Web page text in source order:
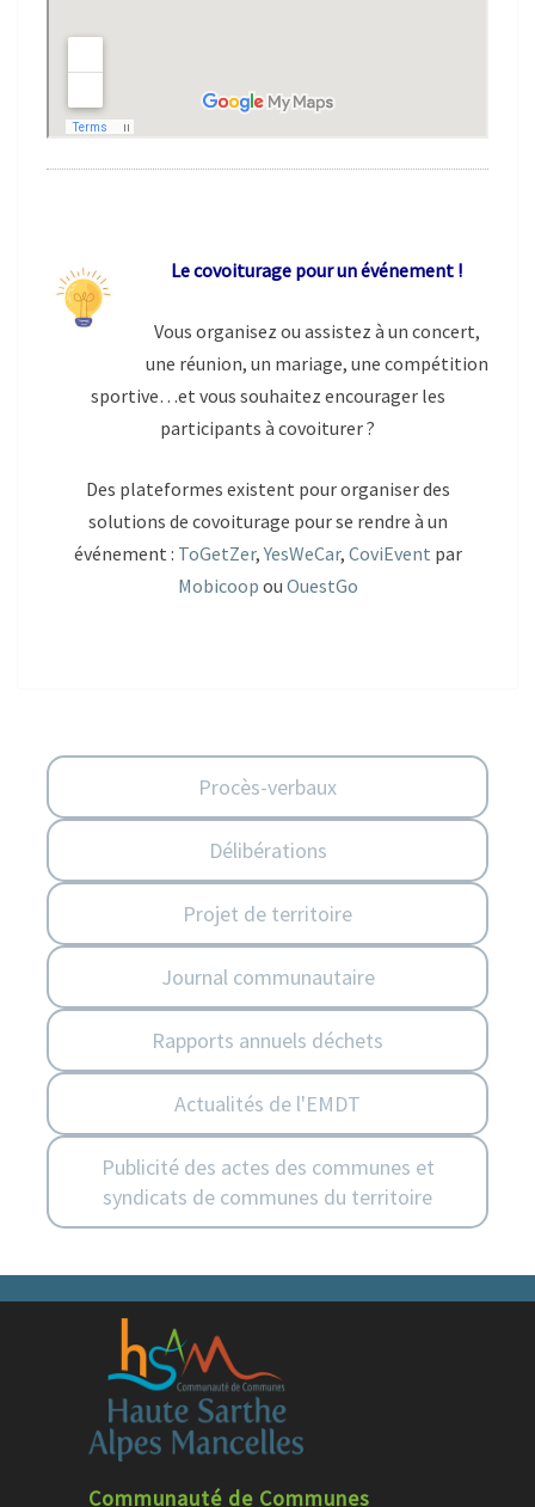
Le covoiturage pour un événement !
Vous organisez ou assistez à un concert,
une réunion, un mariage, une compétition
sportive…et vous souhaitez encourager les
participants à covoiturer ?
Des plateformes existent pour organiser des
solutions de covoiturage pour se rendre à un
événement : ToGetZer,YesWeCar, CoviEvent par
Mobicoop ou OuestGo
Procès-verbaux
Délibérations
Projet de territoire
Journal communautaire
Rapports annuels déchets
Actualités de l'EMDT
Publicité des actes des communes et
syndicats de communes du territoire
Communauté de Communes